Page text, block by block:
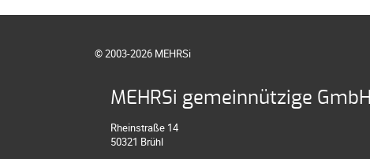
© 2003-2026 MEHRSi
MEHRSi gemeinnützige GmbH
Rheinstraße 14
50321 Brühl